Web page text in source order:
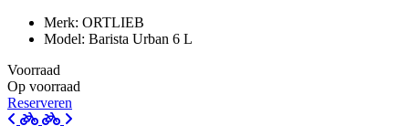
Merk: ORTLIEB
Model: Barista Urban 6 L
Voorraad
Op voorraad
Reserveren